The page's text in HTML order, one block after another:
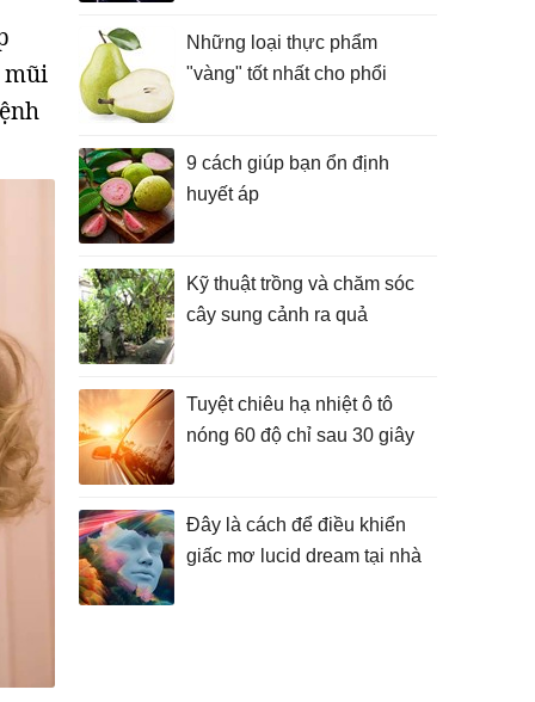
mũi
Những loại thực phẩm
"vàng" tốt nhất cho phổi
9 cách giúp bạn ổn định
huyết áp
Kỹ thuật trồng và chăm sóc
cây sung cảnh ra quả
Tuyệt chiêu hạ nhiệt ô tô
nóng 60 độ chỉ sau 30 giây
Đây là cách để điều khiển
giấc mơ lucid dream tại nhà